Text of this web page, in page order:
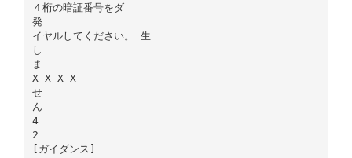
４桁の暗証番号をダ
発
イヤルしてください。 生
し
ま
X X X X
せ
ん
4
2
[ガイダンス]